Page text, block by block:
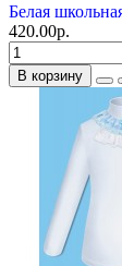
Белая
420.00р.
В корзину